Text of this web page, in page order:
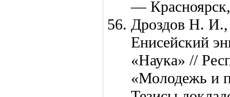
—
Дроздов Н. И.,
Енисейский
«Наука» //
«Молодежь и